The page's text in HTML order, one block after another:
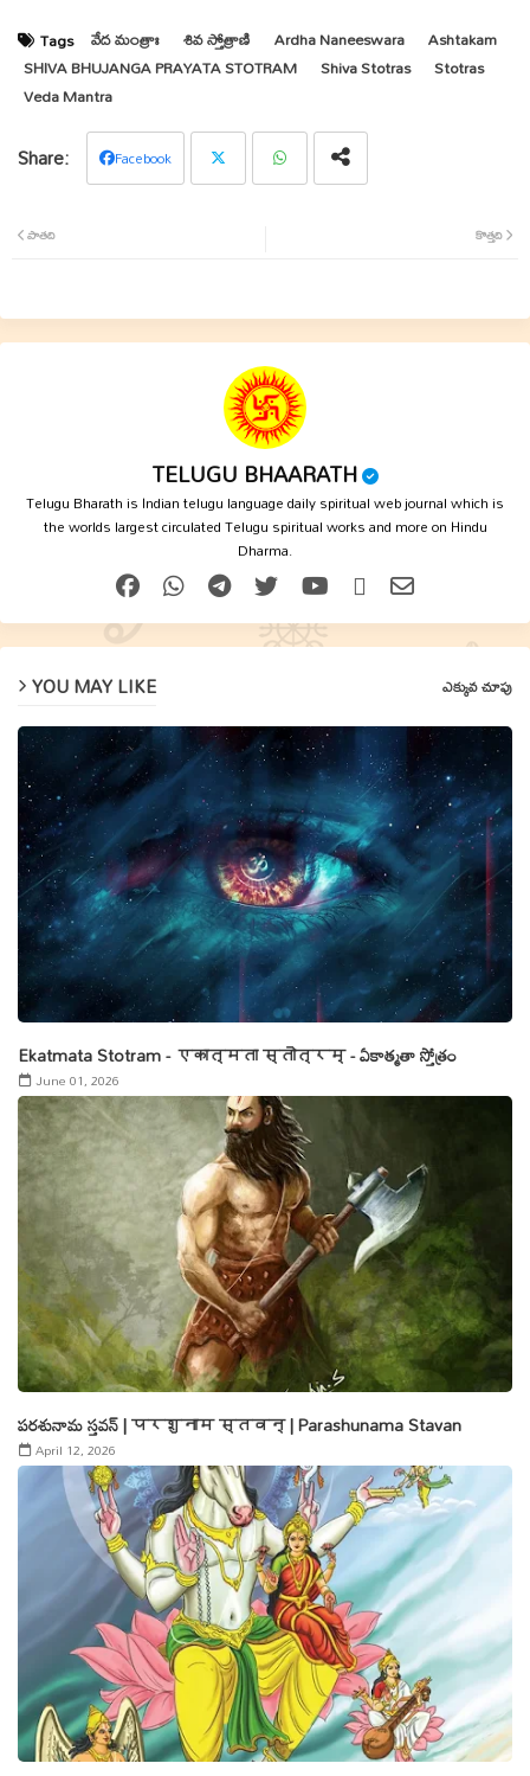
Tags వేద మంత్రాః శివ స్తోత్రాణి Ardha Naneeswara
Ashtakam
SHIVA BHUJANGA PRAYATA STOTRAM
Shiva Stotras
Stotras
Veda Mantra
Facebook
కొత్తది
పాతది
TELUGU BHAARATH
Telugu Bharath is Indian telugu language daily spiritual web journal which is
the worlds largest circulated Telugu spiritual works and more on Hindu
Dharma.
YOU MAY LIKE ఎక్కువ చూపు
Ekatmata Stotram - एकात्मता स्तोत्रम् - ఏకాత్మతా స్తోత్రం
June 01, 2026
పరశునామ స్తవన్ | परशुनाम स्तवन् | Parashunama Stavan
April 12, 2026